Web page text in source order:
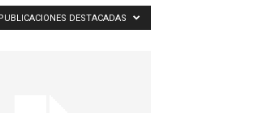
DESTACADAS